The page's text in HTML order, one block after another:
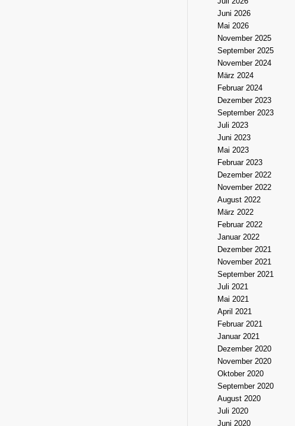
Juni 2026
Mai 2026
November 2025
September 2025
November 2024
März 2024
Februar 2024
Dezember 2023
September 2023
Juli 2023
Juni 2023
Mai 2023
Februar 2023
Dezember 2022
November 2022
August 2022
März 2022
Februar 2022
Januar 2022
Dezember 2021
November 2021
September 2021
Juli 2021
Mai 2021
April 2021
Februar 2021
Januar 2021
Dezember 2020
November 2020
Oktober 2020
September 2020
August 2020
Juli 2020
Juni 2020